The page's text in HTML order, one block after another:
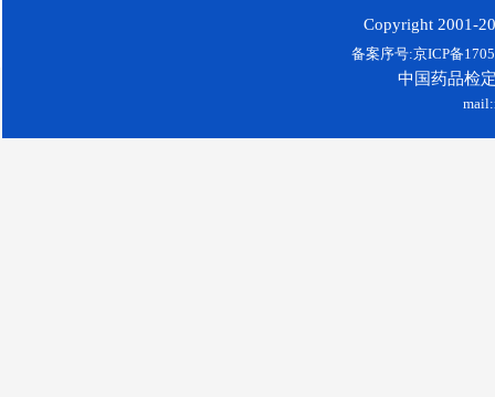
Copyright 2001-
备案序号:京ICP备
中国药品检